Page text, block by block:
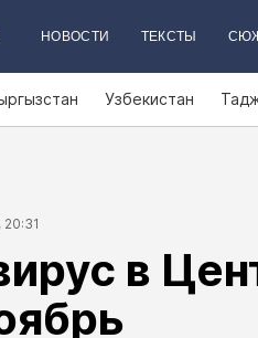
НОВОСТИ ТЕКСТЫ
Узбекистан
в